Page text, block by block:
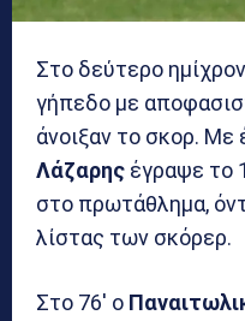
Στο δεύτερο
γήπεδο με
άνοιξαν το σκορ. Με
Λάζαρης έγραψε το
στο πρωτάθλημα,
λίστας των σκόρερ.
Στο 76′ ο